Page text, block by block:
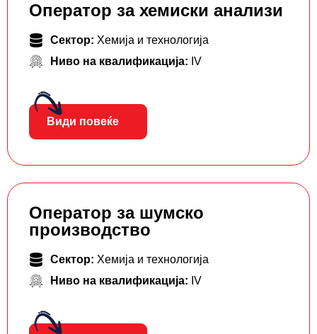
Оператор за хемиски анализи
Сектор: Хемија и технологија
Ниво на квалификација: IV
Види повеќе
Оператор за шумско
производство
Сектор: Хемија и технологија
Ниво на квалификација: IV